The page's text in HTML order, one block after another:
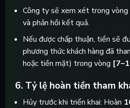
Công ty sẽ xem xét trong vòng
và phản hồi kết quả.
Nếu được chấp thuận, tiền sẽ
phương thức khách hàng đã
hoặc tiền mặt) trong vòng
6. Tỷ lệ hoàn tiền tham
Hủy trước khi triển khai: Hoàn